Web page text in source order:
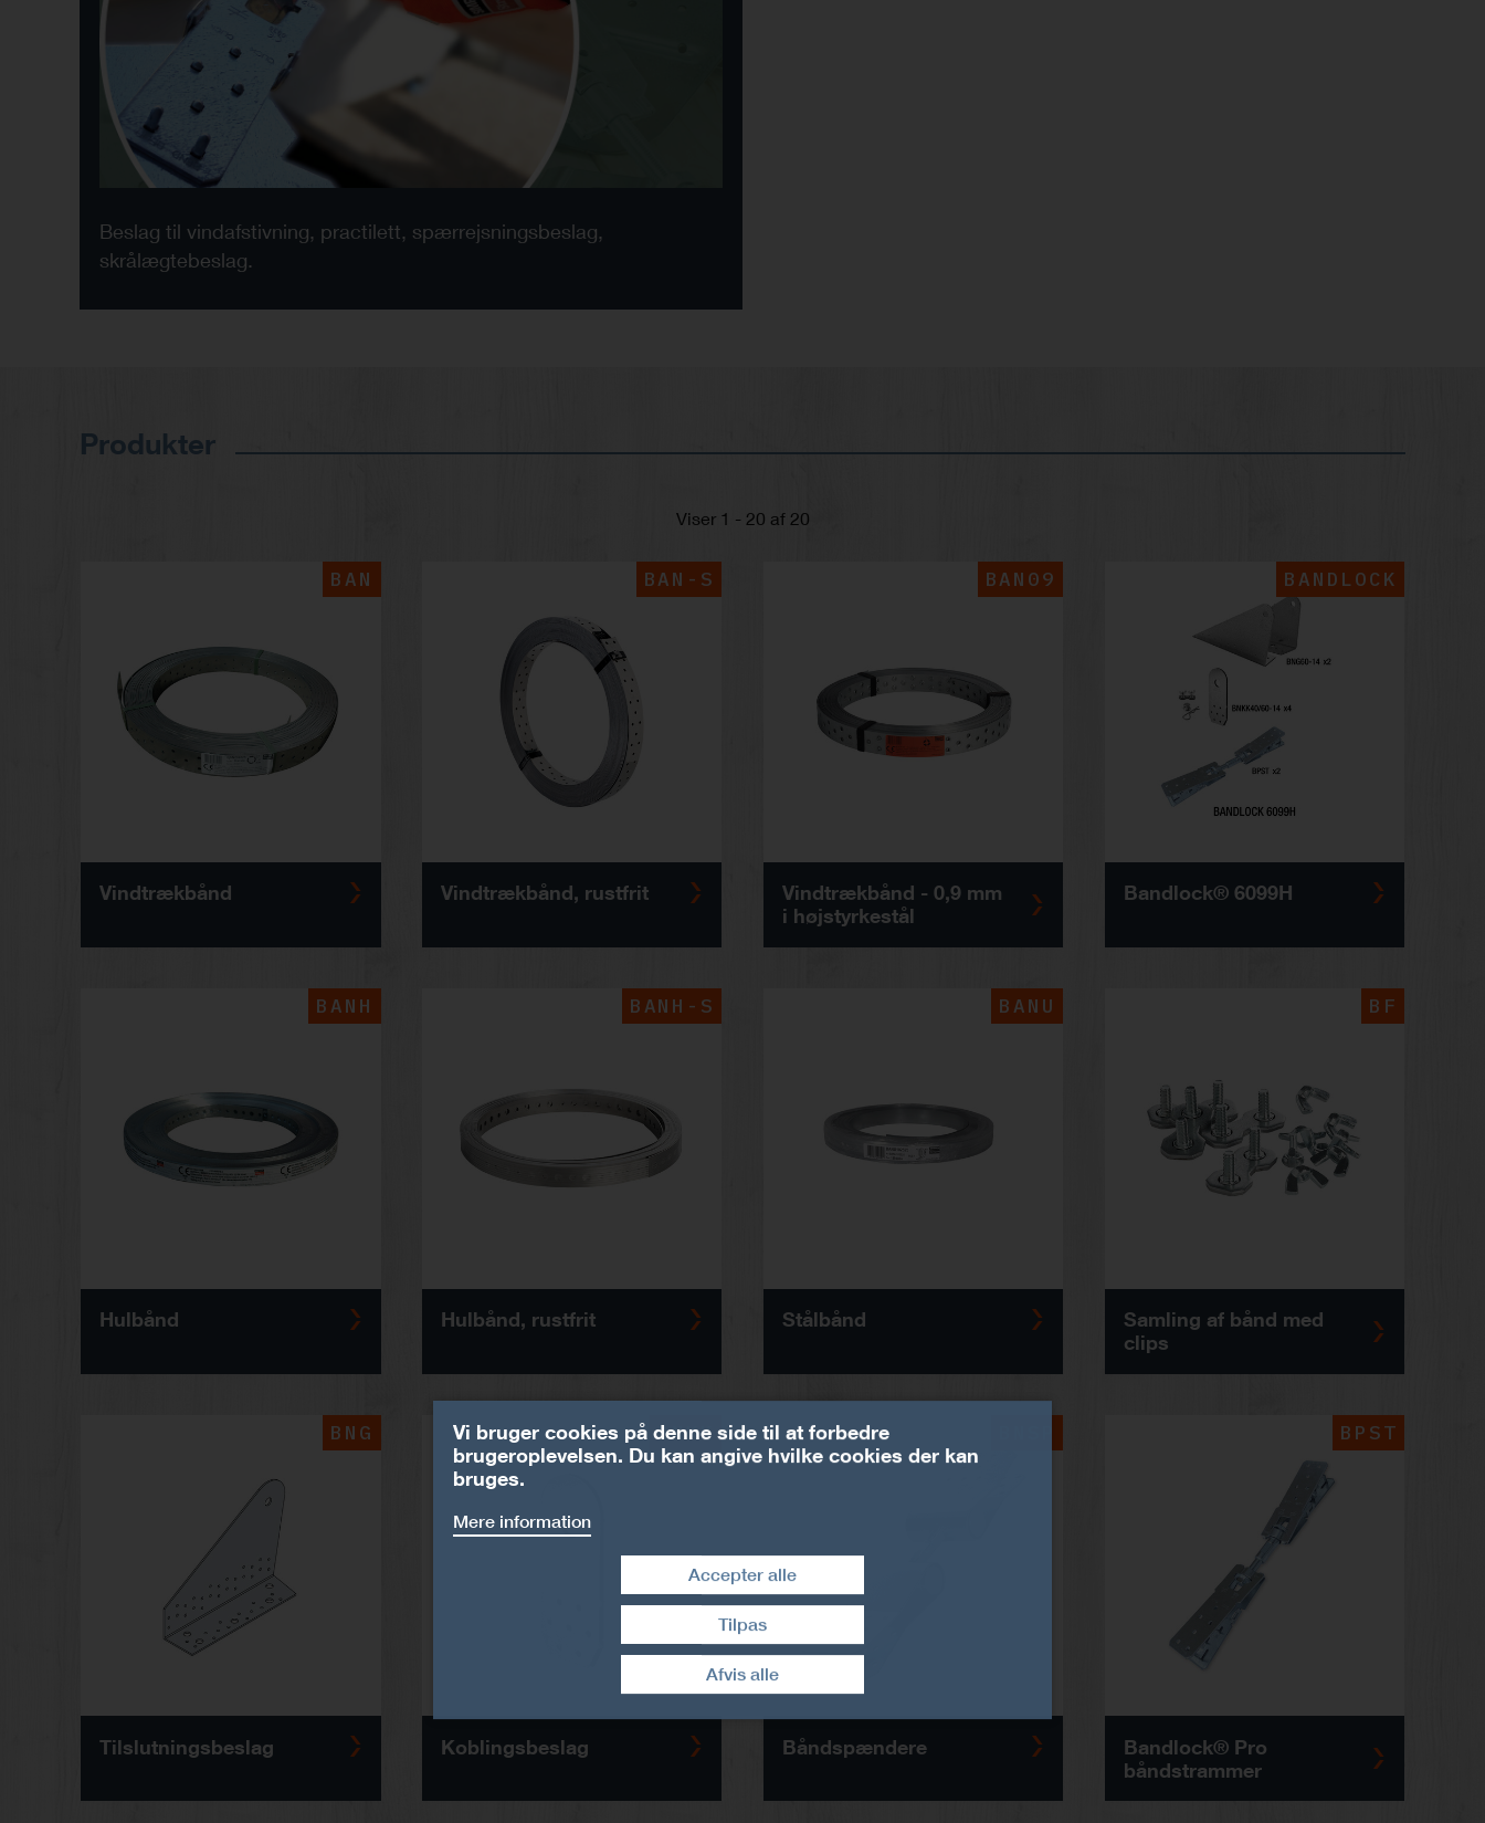
Beslag til vindafstivning, practilett, spærrejsningsbeslag,
skrålægtebeslag.
Produkter
Viser 1 - 20 af 20
BAN
Vindtrækbånd
BAN-S
Vindtrækbånd, rustfrit
BAN09
Vindtrækbånd - 0,9 mm
i højstyrkestål
BANDLOCK
Bandlock® 6099H
BANH
Hulbånd
BANH-S
Hulbånd, rustfrit
BANU
Stålbånd
BF
Samling af bånd med
clips
BNG
Tilslutningsbeslag
BNKK
Koblingsbeslag Båndspændere
BPST
Bandlock® Pro
båndstrammer
Vi bruger cookies på denne side til at forbedre
brugeroplevelsen. Du kan angive hvilke cookies der kan
bruges.
Mere information
Afvis alle
Accepter alle
Træk samtykke tilbage
Tilpas